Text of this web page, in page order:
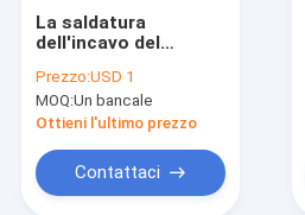
La saldatura
dell'incavo del
Q235 Q355B C22.8
P250GH flangia ANSI
B16.5
Prezzo:USD 1
MOQ:Un bancale
Ottieni l'ultimo prezzo
Contattaci